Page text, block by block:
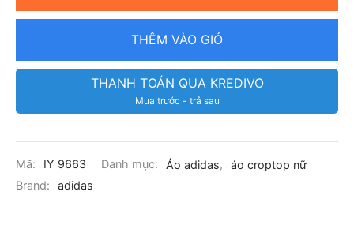
THÊM VÀO GIỎ
THANH TOÁN QUA KREDIVO
Mua trước - trả sau
Mã: IY 9663 Danh mục: Áo adidas,
áo croptop nữ
Brand:
adidas